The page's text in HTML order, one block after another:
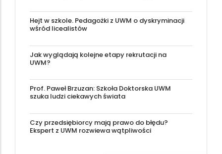
Hejt w szkole. Pedagożki z UWM o dyskryminacji
wśród licealistów
Jak wyglądają kolejne etapy rekrutacji na
UWM?
Prof. Paweł Brzuzan: Szkoła Doktorska UWM
szuka ludzi ciekawych świata
Czy przedsiębiorcy mają prawo do błędu?
Ekspert z UWM rozwiewa wątpliwości